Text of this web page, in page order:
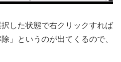
した状態で右クリックすれば
」というのが出てくるので、